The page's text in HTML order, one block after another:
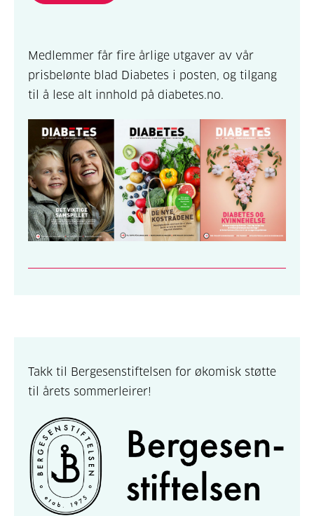
Medlemmer får fire årlige utgaver av vår
prisbelønte blad Diabetes i posten, og tilgang
til å lese alt innhold på diabetes.no.
Takk til Bergesenstiftelsen for økomisk støtte
til årets sommerleirer!